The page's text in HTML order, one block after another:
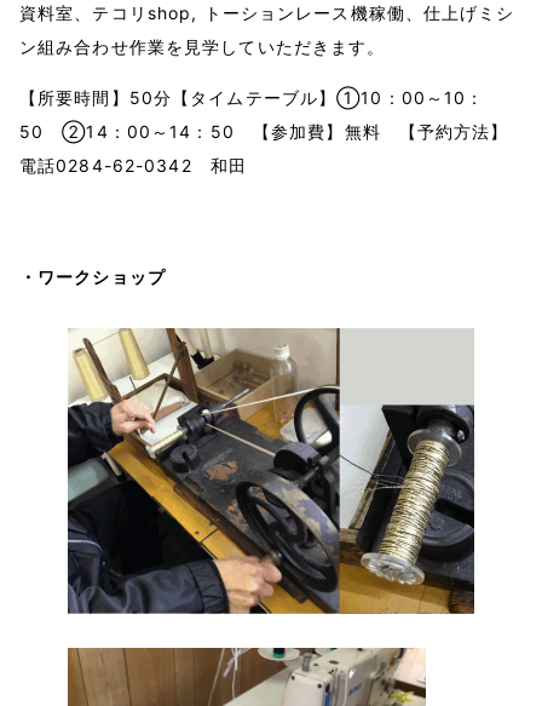
資料室、テコリshop, トーションレース機稼働、仕上げミシ
ン組み合わせ作業を見学していただきます。
【所要時間】50分【タイムテーブル】①10：00～10：
50 ②14：00～14：50 【参加費】無料 【予約方法】
電話0284-62-0342 和田
・ワークショップ